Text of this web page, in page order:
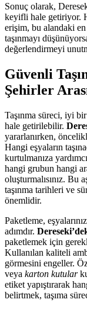
Sonuç olarak,
keyifli hale getiriyor.
erişim, bu alandaki
taşınmayı
değerlendirmeyi
Güvenli
Şehirler
Taşınma süreci, iyi
hale getirilebilir.
yararlanırken,
Hangi eşyaların
kurtulmanıza
hangi grubun hangi
oluşturmalısınız. Bu
taşınma tarihleri ve
önemlidir.
Paketleme,
adımdır.
paketlemek için
Kullanılan kaliteli
görmesini engeller.
veya karton kutular
etiket yapıştırarak
belirtmek, taşıma